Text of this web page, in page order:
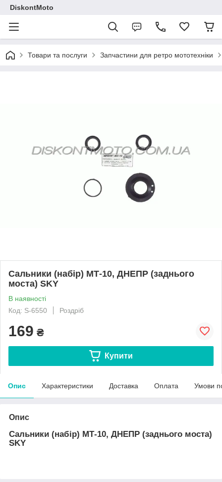
DiskontMoto
Товари та послуги Запчастини для ретро мототехніки
Сальники (набір) МТ-10, ДНЕПР (заднього
моста) SKY
В наявності
Код: S-6550
Роздріб
169 ₴
Купити
Опис Характеристики Доставка Оплата Умови
Опис
Сальники (набір) МТ-10, ДНЕПР (заднього моста)
SKY